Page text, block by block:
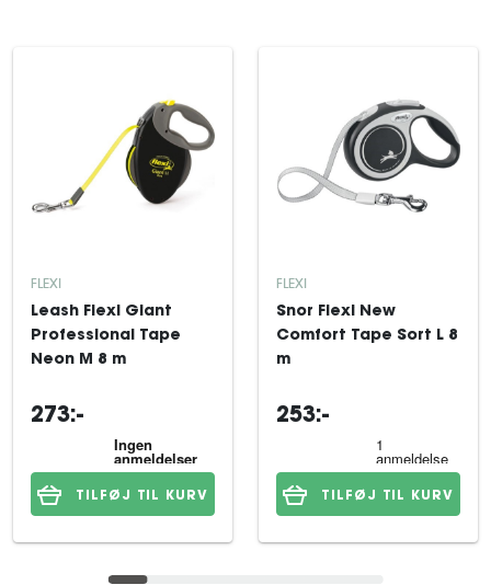
FLEXI
Leash Flexi Giant
Professional Tape
Neon M 8 m
273:-
TILFØJ TIL KURV
FLEXI
Snor Flexi New
Comfort Tape Sort L 8
m
253:-
TILFØJ TIL KURV